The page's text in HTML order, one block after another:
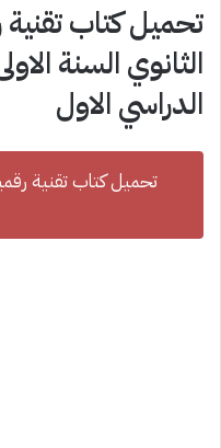
تحميل كتاب تقنية
الثانوي السنة
الدراسي الاول
تحميل كتاب تقنية